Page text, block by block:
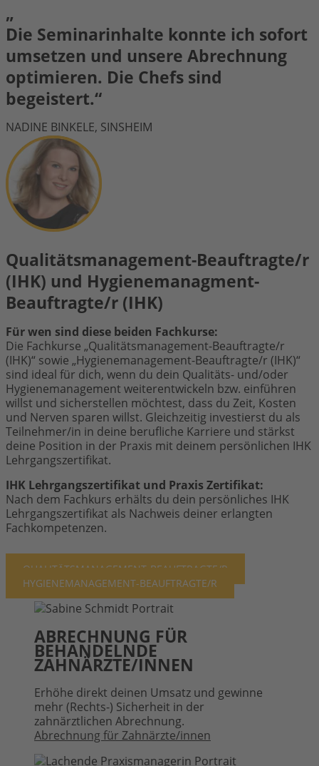
„
Die Seminarinhalte konnte ich sofort
umsetzen und unsere Abrechnung
optimieren. Die Chefs sind
begeistert.“
NADINE BINKELE, SINSHEIM
Qualitätsmanagement-Beauftragte/r
(IHK) und Hygienemanagment-
Beauftragte/r (IHK)
Für wen sind diese beiden Fachkurse:
Die Fachkurse „Qualitätsmanagement-Beauftragte/r
(IHK)“ sowie „Hygienemanagement-Beauftragte/r (IHK)“
sind ideal für dich, wenn du dein Qualitäts- und/oder
Hygienemanagement weiterentwickeln bzw. einführen
willst und sicherstellen möchtest, dass du Zeit, Kosten
und Nerven sparen willst. Gleichzeitig investierst du als
Teilnehmer/in in deine berufliche Karriere und stärkst
deine Position in der Praxis mit deinem persönlichen IHK
Lehrgangszertifikat.
IHK Lehrgangszertifikat und Praxis Zertifikat:
Nach dem Fachkurs erhälts du dein persönliches IHK
Lehrgangszertifikat als Nachweis deiner erlangten
Fachkompetenzen.
QUALITÄTSMANAGEMENT-BEAUFTRAGTE/R
HYGIENEMANAGEMENT-BEAUFTRAGTE/R
ABRECHNUNG FÜR
BEHANDELNDE
ZAHNÄRZTE/INNEN
Erhöhe direkt deinen Umsatz und gewinne
mehr (Rechts-) Sicherheit in der
zahnärztlichen Abrechnung.
Abrechnung für Zahnärzte/innen